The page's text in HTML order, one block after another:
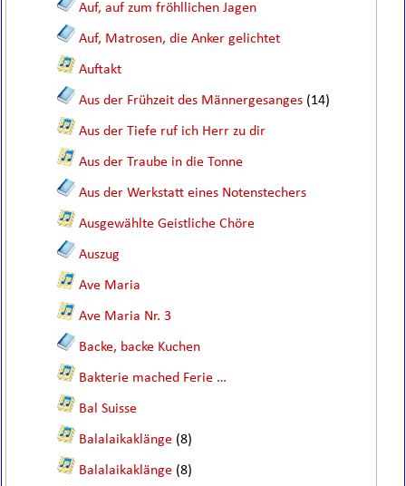
Auf, auf zum fröhllichen Jagen
Auf, Matrosen, die Anker gelichtet
Auftakt
Aus der Frühzeit des Männergesanges (14)
Aus der Tiefe ruf ich Herr zu dir
Aus der Traube in die Tonne
Aus der Werkstatt eines Notenstechers
Ausgewählte Geistliche Chöre
Auszug
Ave Maria
Ave Maria Nr. 3
Backe, backe Kuchen
Bakterie mached Ferie …
Bal Suisse
Balalaikaklänge (8)
Balalaikaklänge (8)